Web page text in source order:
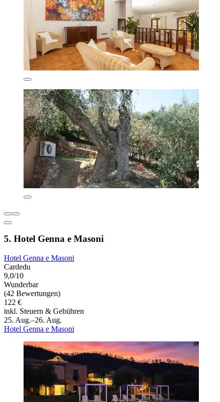
5. Hotel Genna e Masoni
Hotel Genna e Masoni
Cardedu
9,0/10
Wunderbar
(42 Bewertungen)
122 €
inkl. Steuern & Gebühren
25. Aug.–26. Aug.
Hotel Genna e Masoni